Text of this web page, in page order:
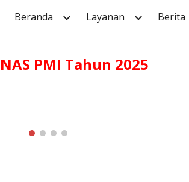
Skip to navigation
Beranda Layanan Berita
PMI Tahun 2025